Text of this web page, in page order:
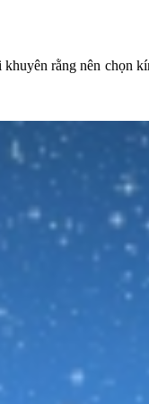
rằng nên chọn